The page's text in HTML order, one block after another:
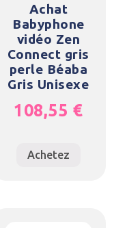
Achat
Babyphone
vidéo Zen
Connect gris
perle Béaba
Gris Unisexe
108,55 €
Achetez